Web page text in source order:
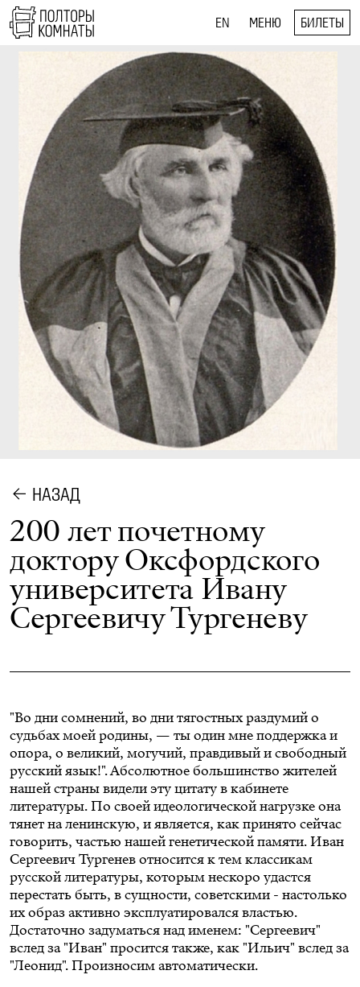
EN МЕНЮ БИЛЕТЫ
НАЗАД
200 лет почетному
доктору Оксфордского
университета Ивану
Сергеевичу Тургеневу
"Во дни сомнений, во дни тягостных раздумий о
судьбах моей родины, — ты один мне поддержка и
опора, о великий, могучий, правдивый и свободный
русский язык!". Абсолютное большинство жителей
нашей страны видели эту цитату в кабинете
литературы. По своей идеологической нагрузке она
тянет на ленинскую, и является, как принято сейчас
говорить, частью нашей генетической памяти. Иван
Сергеевич Тургенев относится к тем классикам
русской литературы, которым нескоро удастся
перестать быть, в сущности, советскими - настолько
их образ активно эксплуатировался властью.
Достаточно задуматься над именем: "Сергеевич"
вслед за "Иван" просится также, как "Ильич" вслед за
"Леонид". Произносим автоматически.